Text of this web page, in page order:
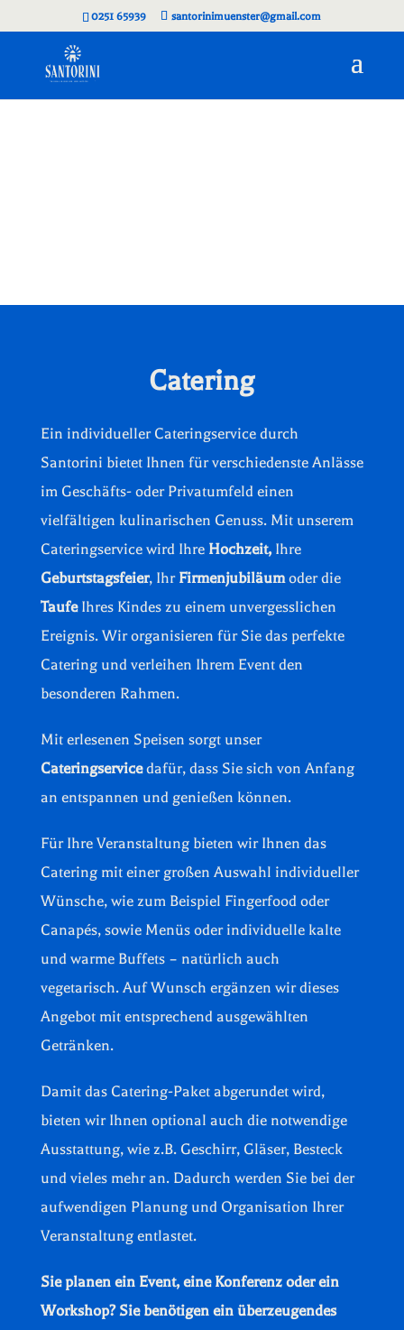
0251 65939 santorinimuenster@gmail.com
Catering
Ein individueller Cateringservice durch
Santorini bietet Ihnen für verschiedenste Anlässe
im Geschäfts- oder Privatumfeld einen
vielfältigen kulinarischen Genuss. Mit unserem
Cateringservice wird Ihre Hochzeit, Ihre
Geburtstagsfeier, Ihr Firmenjubiläum oder die
TaufeIhres Kindes zu einem unvergesslichen
Ereignis. Wir organisieren für Sie das perfekte
Catering und verleihen Ihrem Event den
besonderen Rahmen.
Mit erlesenen Speisen sorgt unser
Cateringservicedafür, dass Sie sich von Anfang
an entspannen und genießen können.
Für Ihre Veranstaltung bieten wir Ihnen das
Catering mit einer großen Auswahl individueller
Wünsche, wie zum Beispiel Fingerfood oder
Canapés, sowie Menüs oder individuelle kalte
und warme Buffets – natürlich auch
vegetarisch. Auf Wunsch ergänzen wir dieses
Angebot mit entsprechend ausgewählten
Getränken.
Damit das Catering-Paket abgerundet wird,
bieten wir Ihnen optional auch die notwendige
Ausstattung, wie z.B. Geschirr, Gläser, Besteck
und vieles mehr an. Dadurch werden Sie bei der
aufwendigen Planung und Organisation Ihrer
Veranstaltung entlastet.
Sie planen ein Event, eine Konferenz oder ein
Workshop? Sie benötigen ein überzeugendes